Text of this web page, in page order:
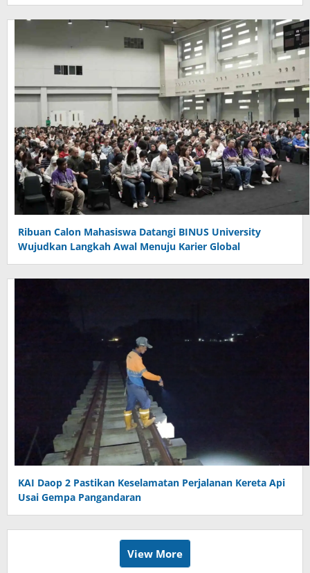
Ribuan Calon Mahasiswa Datangi BINUS University
Wujudkan Langkah Awal Menuju Karier Global
KAI Daop 2 Pastikan Keselamatan Perjalanan Kereta Api
Usai Gempa Pangandaran
View More